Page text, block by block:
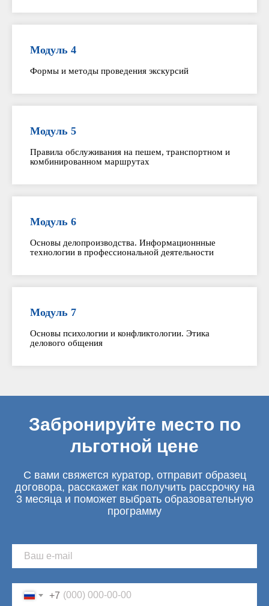
Модуль 4
Формы и методы проведения экскурсий
Модуль 5
Правила обслуживания на пешем, транспортном и
комбинированном маршрутах
Модуль 6
Основы делопроизводства. Информационнные
технологии в профессиональной деятельности
Модуль 7
Основы психологии и конфликтологии. Этика
делового общения
Забронируйте место по
льготной цене
С вами свяжется куратор, отправит образец
договора, расскажет как получить рассрочку на
3 месяца и поможет выбрать образовательную
программу
+7